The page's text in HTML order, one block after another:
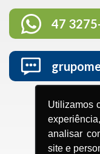
Utilizamos
analisar
site e
47